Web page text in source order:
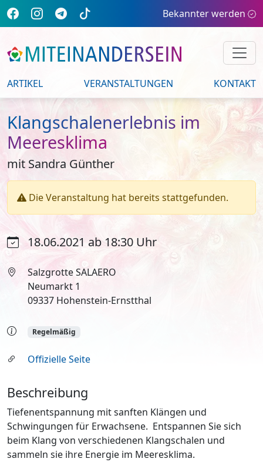
Bekannter werden
ARTIKEL VERANSTALTUNGEN KONTAKT
Klangschalenerlebnis im
Meeresklima
mit Sandra Günther
Die Veranstaltung hat bereits stattgefunden.
18.06.2021 ab 18:30 Uhr
Salzgrotte SALAERO
Neumarkt 1
09337 Hohenstein-Ernstthal
Regelmäßig
Offizielle Seite
Beschreibung
Tiefenentspannung mit sanften Klängen und
Schwingungen für Erwachsene. Entspannen Sie sich
beim Klang von verschiedenen Klangschalen und
sammeln sie ihre Energie im Meeresklima.